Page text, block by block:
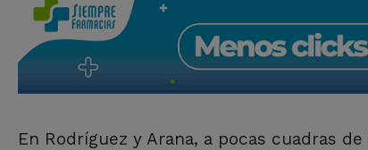
En Rodríguez y Arana, a pocas cuadras